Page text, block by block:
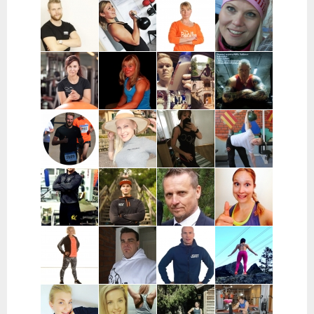
Miika Salo |
Salo, Paimio,
Kaarina,
Turku, Raisio
Anna-Mari Löf
| Salo
Susanna
Ingves |
Raasepori
Vesa-Matti
Vehkaperä |
Oulu
Taneli
Leppänen |
Turku ja
lähikunnat
Kata Pulkka |
Pääkaupunkiseutu
Marika
Koskela-
Kontu |
Pohjois-
Pohjanmaa
Miia
Numminen |
Keuruu
Sara Uimonen |
Pääkaupunkiseutu
Miranda Tirri |
Koko Suomi ja
ulkomaat,
verkkovalmennus
Mikael Mentu
| Helsinki
Miikka
Heikkinen |
Itä-Suomi
Wille
Wahlberg |
Helsinki
Katja Varjo |
Raisio
Marja-Liisa
Ylipahkala |
Oulu,
Kempele,
Haukipudas
Mikael
Pihlajamaa |
Turun alue
Haapaniitty |
Tampere
Mikke Mänty-
Sorvari |
Tampere
Ilkka Marttila
| Syöte
Ida Huttunen
| Koko Suomi
Satu
Mononen |
Mika Turunen
| Uusimaa
Hasse
Fagerström |
Sofia
Kauraoja |